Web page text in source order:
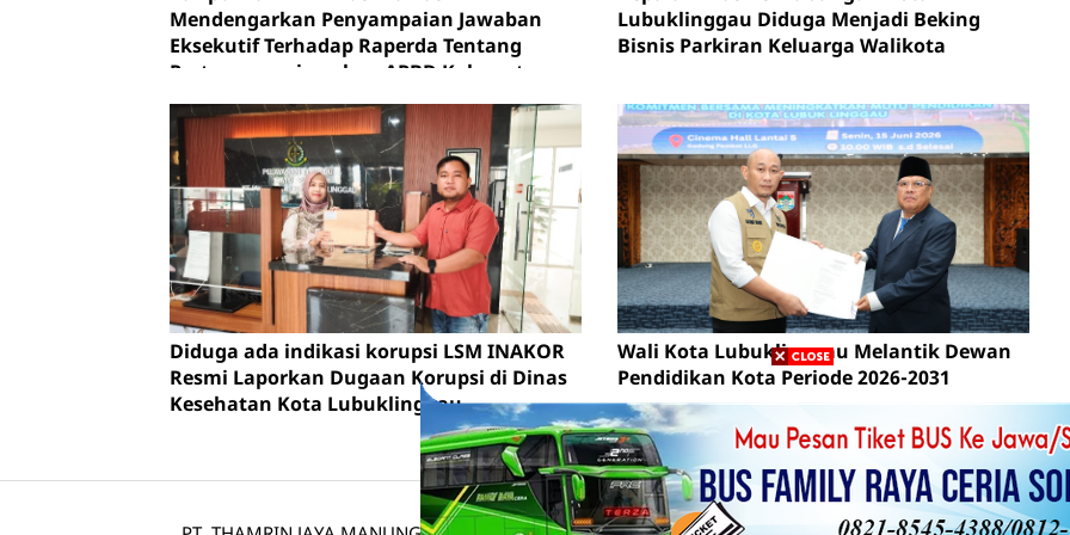
Mendengarkan Penyampaian Jawaban
Eksekutif Terhadap Raperda Tentang
Pertanggungjawaban APBD Kabupaten
Musi Rawas Tahun Anggaran 2025.
Lubuklinggau Diduga Menjadi Beking
Bisnis Parkiran Keluarga Walikota
Diduga ada indikasi korupsi LSM INAKOR
Resmi Laporkan Dugaan Korupsi di Dinas
Kesehatan Kota Lubuklinggau
Wali Kota Lubuklinggau Melantik Dewan
Pendidikan Kota Periode 2026-2031